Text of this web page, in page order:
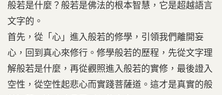
般若是什麼？般若是佛法的根本智慧，它是超越語言
文字的。
首先，從「心」進入般若的修學，引領我們離開妄
心，回到真心來修行。修學般若的歷程，先從文字理
解般若是什麼，再從觀照進入般若的實修，最後證入
空性，從空性起悲心而實踐菩薩道。這才是真實的般